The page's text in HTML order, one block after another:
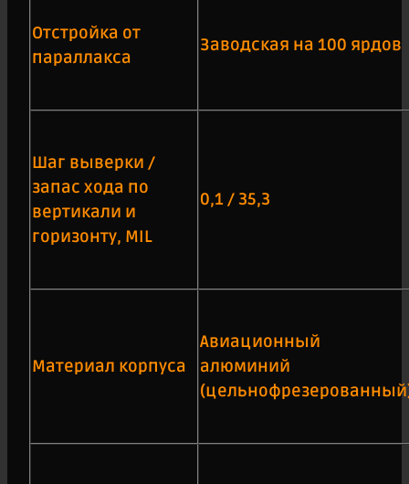
Отстройка от
параллакса
Заводская на 100 ярдов
Шаг выверки /
запас хода по
вертикали и
горизонту, MIL
0,1 / 35,3
Материал корпуса
Авиационный
алюминий